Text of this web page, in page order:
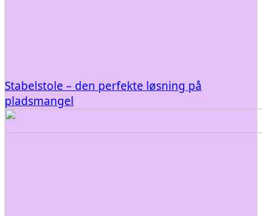
Stabelstole – den perfekte løsning på
pladsmangel